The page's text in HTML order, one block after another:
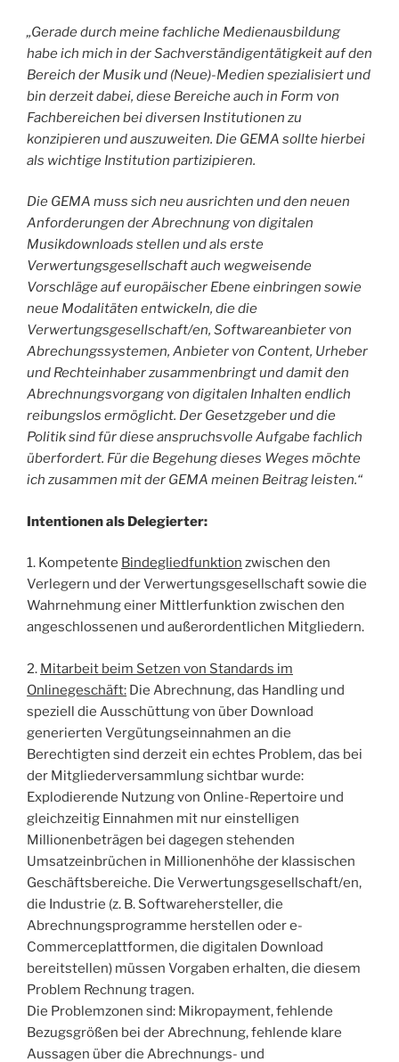
„Gerade durch meine fachliche Medienausbildung
habe ich mich in der Sachverständigentätigkeit auf den
Bereich der Musik und (Neue)-Medien spezialisiert und
bin derzeit dabei, diese Bereiche auch in Form von
Fachbereichen bei diversen Institutionen zu
konzipieren und auszuweiten. Die GEMA sollte hierbei
als wichtige Institution partizipieren.
Die GEMA muss sich neu ausrichten und den neuen
Anforderungen der Abrechnung von digitalen
Musikdownloads stellen und als erste
Verwertungsgesellschaft auch wegweisende
Vorschläge auf europäischer Ebene einbringen sowie
neue Modalitäten entwickeln, die die
Verwertungsgesellschaft/en, Softwareanbieter von
Abrechungssystemen, Anbieter von Content, Urheber
und Rechteinhaber zusammenbringt und damit den
Abrechnungsvorgang von digitalen Inhalten endlich
reibungslos ermöglicht. Der Gesetzgeber und die
Politik sind für diese anspruchsvolle Aufgabe fachlich
überfordert. Für die Begehung dieses Weges möchte
ich zusammen mit der GEMA meinen Beitrag leisten.“
Intentionen als Delegierter:
1. Kompetente Bindegliedfunktion zwischen den
Verlegern und der Verwertungsgesellschaft sowie die
Wahrnehmungeiner Mittlerfunktion zwischen den
angeschlossenen und außerordentlichen Mitgliedern.
2. Mitarbeit beim Setzen von Standards im
Onlinegeschäft: Die Abrechnung, das Handling und
speziell die Ausschüttung von über Download
generierten Vergütungseinnahmen an die
Berechtigten sind derzeit ein echtes Problem, das bei
der Mitgliederversammlung sichtbar wurde:
Explodierende Nutzung von Online-Repertoire und
gleichzeitig Einnahmen mit nur einstelligen
Millionenbeträgen bei dagegen stehenden
Umsatzeinbrüchen in Millionenhöhe der klassischen
Geschäftsbereiche. Die Verwertungsgesellschaft/en,
die Industrie (z. B. Softwarehersteller, die
Abrechnungsprogramme herstellen oder e-
Commerceplattformen, die digitalen Download
bereitstellen) müssen Vorgaben erhalten, die diesem
Problem Rechnung tragen.
Die Problemzonen sind: Mikropayment, fehlende
Bezugsgrößen bei der Abrechnung, fehlende klare
Aussagen über die Abrechnungs- und